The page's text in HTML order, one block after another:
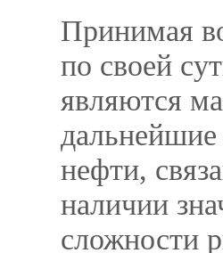
Принимая
по своей
являются
нефти,
наличии
сложности